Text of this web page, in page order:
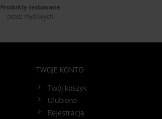
Produkty testowane
przez myśliwych
TWOJE KONTO
Twój koszyk
Ulubione
Rejestracja